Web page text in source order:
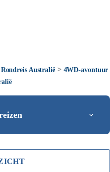
Rondreis Australië> 4WD-avontuur